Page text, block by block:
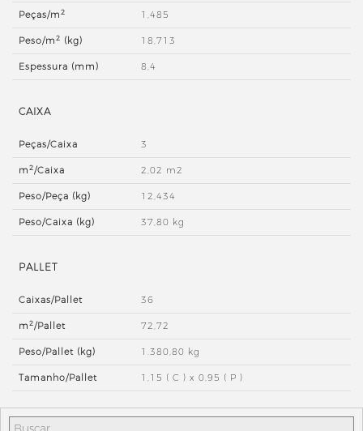
Peças/m2 1,485
Peso/m2 (kg) 18,713
Espessura (mm) 8,4
CAIXA
Peças/Caixa 3
m2/Caixa 2,02 m2
Peso/Peça (kg) 12,434
Peso/Caixa (kg) 37,80 kg
PALLET
Caixas/Pallet 36
m2/Pallet 72,72
Peso/Pallet (kg) 1.380,80 kg
Tamanho/Pallet 1,15 ( C ) x 0,95 ( P )